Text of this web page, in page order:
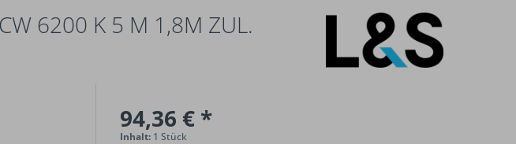
6200 K 5 M 1,8M ZUL.
94,36 € *
Inhalt: 1 Stück